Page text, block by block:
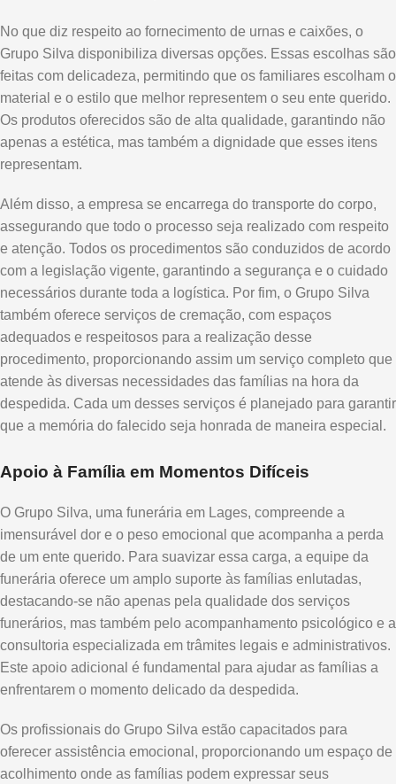
No que diz respeito ao fornecimento de urnas e caixões, o
Grupo Silva disponibiliza diversas opções. Essas escolhas são
feitas com delicadeza, permitindo que os familiares escolham o
material e o estilo que melhor representem o seu ente querido.
Os produtos oferecidos são de alta qualidade, garantindo não
apenas a estética, mas também a dignidade que esses itens
representam.
Além disso, a empresa se encarrega do transporte do corpo,
assegurando que todo o processo seja realizado com respeito
e atenção. Todos os procedimentos são conduzidos de acordo
com a legislação vigente, garantindo a segurança e o cuidado
necessários durante toda a logística. Por fim, o Grupo Silva
também oferece serviços de cremação, com espaços
adequados e respeitosos para a realização desse
procedimento, proporcionando assim um serviço completo que
atende às diversas necessidades das famílias na hora da
despedida. Cada um desses serviços é planejado para garantir
que a memória do falecido seja honrada de maneira especial.
Apoio à Família em Momentos Difíceis
O Grupo Silva, uma funerária em Lages, compreende a
imensurável dor e o peso emocional que acompanha a perda
de um ente querido. Para suavizar essa carga, a equipe da
funerária oferece um amplo suporte às famílias enlutadas,
destacando-se não apenas pela qualidade dos serviços
funerários, mas também pelo acompanhamento psicológico e a
consultoria especializada em trâmites legais e administrativos.
Este apoio adicional é fundamental para ajudar as famílias a
enfrentarem o momento delicado da despedida.
Os profissionais do Grupo Silva estão capacitados para
oferecer assistência emocional, proporcionando um espaço de
acolhimento onde as famílias podem expressar seus